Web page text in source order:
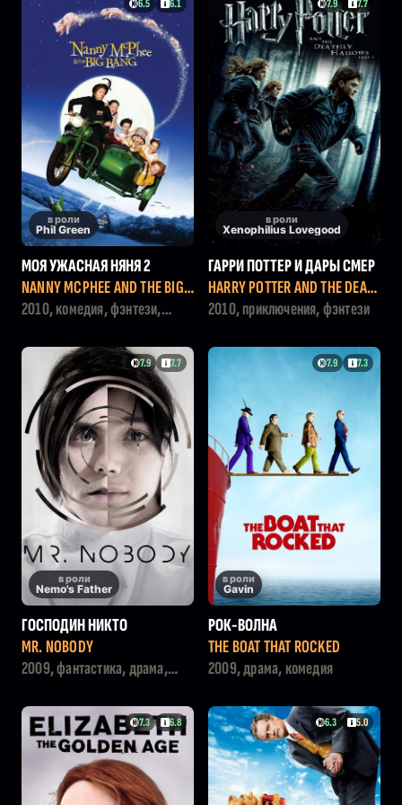
6.5 6.1
в роли
Phil Green
МОЯ УЖАСНАЯ НЯНЯ 2
NANNY MCPHEE AND THE BIG
BANG
2010, комедия, фэнтези,
7.9 7.7
в роли
Xenophilius Lovegood
ГАРРИ ПОТТЕР И ДАРЫ СМЕР
ТИ: ЧАСТЬ I
HARRY POTTER AND THE DEAT
HLY HALLOWS: PART 1
2010, приключения, фэнтези
7.9 7.7
в роли
Nemo's Father
ГОСПОДИН НИКТО
MR. NOBODY
2009, фантастика, драма,
7.9 7.3
в роли
Gavin
РОК-ВОЛНА
THE BOAT THAT ROCKED
2009, драма, комедия
7.3 6.8 6.3 5.0